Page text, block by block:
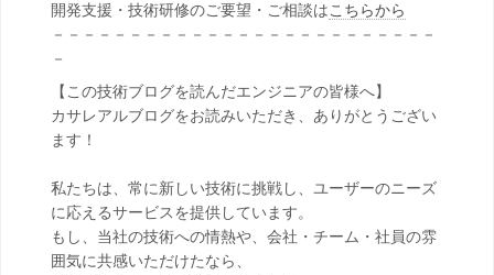
開発支援・技術研修のご要望・ご相談はこちらから
－－－－－－－－－－－－－－－－－－－－－－－－－
－
【この技術ブログを読んだエンジニアの皆様へ】
カサレアルブログをお読みいただき、ありがとうござい
ます！
私たちは、常に新しい技術に挑戦し、ユーザーのニーズ
に応えるサービスを提供しています。
もし、当社の技術への情熱や、会社・チーム・社員の雰
囲気に共感いただけたなら、